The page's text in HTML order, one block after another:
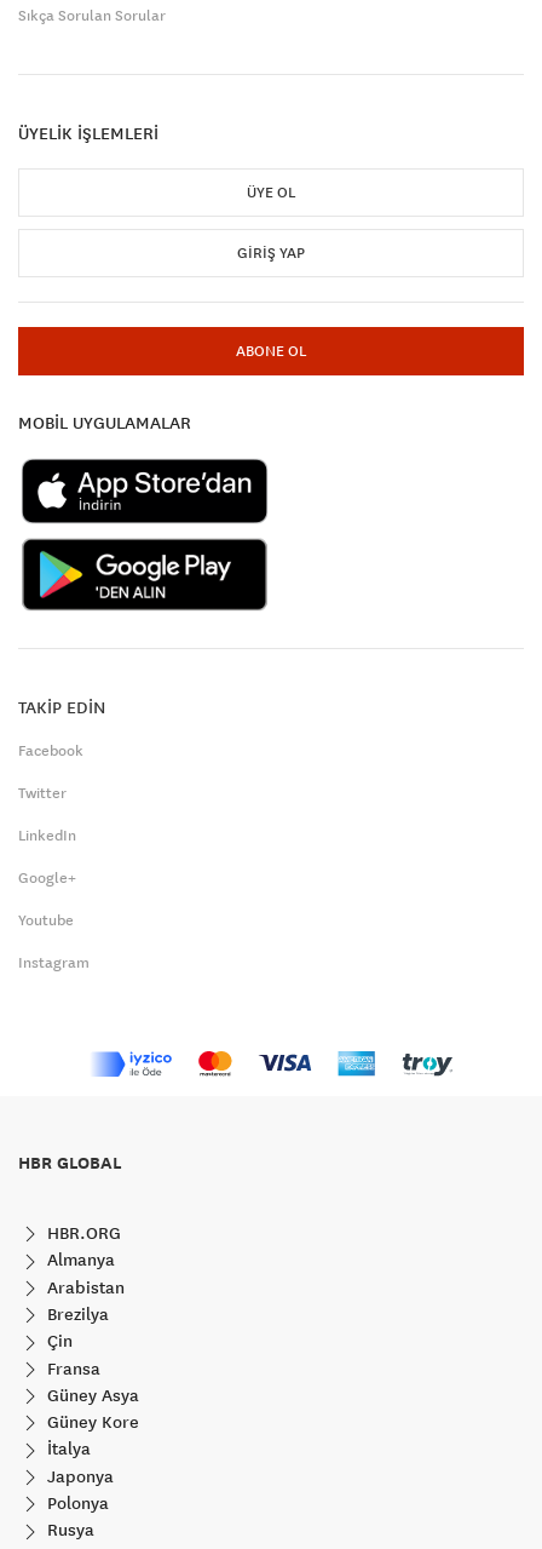
Sıkça Sorulan Sorular
ÜYELİK İŞLEMLERİ
ÜYE OL
GIRIŞ YAP
ABONE OL
MOBİL UYGULAMALAR
TAKİP EDİN
Facebook
Twitter
LinkedIn
Google+
Youtube
Instagram
HBR GLOBAL
HBR.ORG
Almanya
Arabistan
Brezilya
Çin
Fransa
Güney Asya
Güney Kore
İtalya
Japonya
Polonya
Rusya